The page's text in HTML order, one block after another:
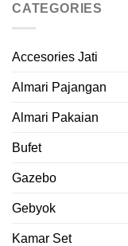
CATEGORIES
Accesories Jati
Almari Pajangan
Almari Pakaian
Bufet
Gazebo
Gebyok
Kamar Set